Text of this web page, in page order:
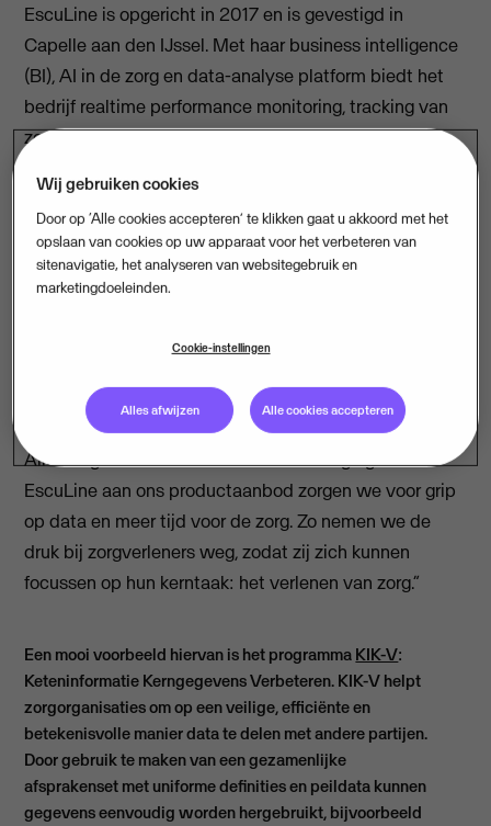
EscuLine is opgericht in 2017 en is gevestigd in
Capelle aan den IJssel. Met haar business intelligence
(BI), AI in de zorg en data-analyse platform biedt het
bedrijf realtime performance monitoring, tracking van
zorgkwaliteit en compliance reporting op maat voor
zorginstellingen, waaronder acht van de top 20
grootste ouderenzorginstellingen in Nederland.
Sander Odijk, managing director SureSync:
vaak veel gegevens nodig, deze data zit vaak
Hierdoor mist het overzicht waardoor het verbeteren
en het efficiënter maken van zorgprocessen moeilijk is.
Alles begint met inzicht. Met de toevoeging van
EscuLine aan ons productaanbod zorgen we voor grip
op data en meer tijd voor de zorg. Zo nemen we de
druk bij zorgverleners weg, zodat zij zich kunnen
focussen op hun kerntaak: het verlenen van zorg.”
Een mooi voorbeeld hiervan is het programma KIK-V:
Keteninformatie Kerngegevens Verbeteren. KIK-V helpt
zorgorganisaties om op een veilige, efficiënte en
betekenisvolle manier data te delen met andere partijen.
Door gebruik te maken van een gezamenlijke
afsprakenset met uniforme definities en peildata kunnen
gegevens eenvoudig worden hergebruikt, bijvoorbeeld
Wij gebruiken cookies
Door op ‘Alle cookies accepteren’ te klikken gaat u akkoord met het
opslaan van cookies op uw apparaat voor het verbeteren van
sitenavigatie, het analyseren van websitegebruik en
marketingdoeleinden.
Cookie-instellingen
Alles afwijzen Alle cookies accepteren